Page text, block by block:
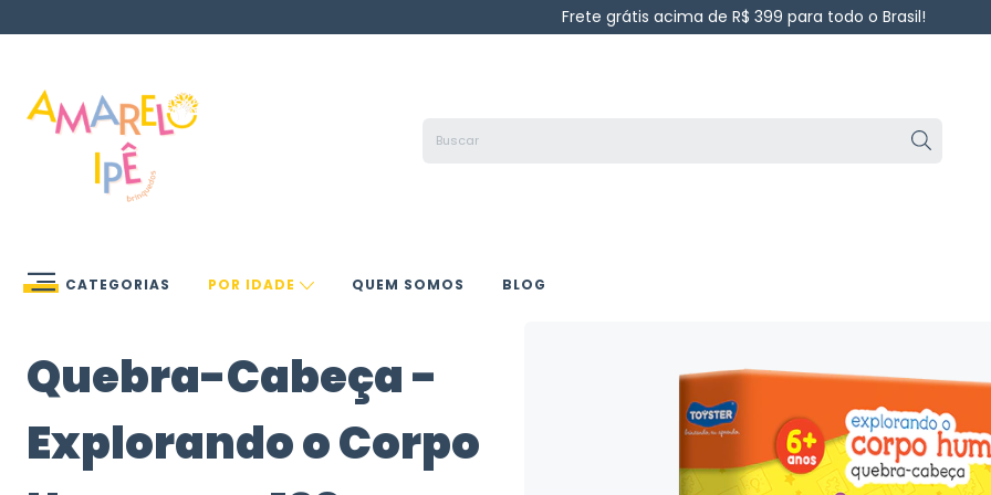
Frete grátis acima de R$ 399 para todo o Brasil!
CATEGORIAS POR IDADE QUEM SOMOS BLOG
Quebra-Cabeça -
Explorando o Corpo